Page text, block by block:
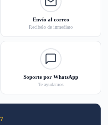
Envío al correo
Recíbelo de inmediato
Soporte por WhatsApp
Te ayudamos